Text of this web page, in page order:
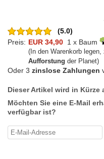
(5.0)
Preis: EUR 34,90 1 x Baum
(In den Warenkorb
Aufforstung der Planet)
Oder 3 zinslose Zahlungen
Dieser Artikel wird in Kürze
Möchten Sie eine E-Mail
verfügbar ist?